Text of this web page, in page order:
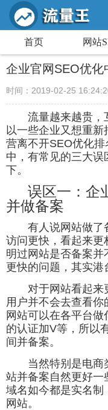
首页 网站
企业官网SEO优化
时间：2019-02-25
流量越来越贵，
以一些企业又想重
营离不开SEO优化
中，有常见的三大
下。
误区一：企
并做备案
有人说网站做了
访问更快，看起来更
明过网站是否备案
更快的问题，其实港
对于网站看起来
用户并不会去查看
网站可以在各平台
的认证加V等，所以
间并备案。
当然特别是电商
站并备案自然更好一
域名如今都是实名
网站。